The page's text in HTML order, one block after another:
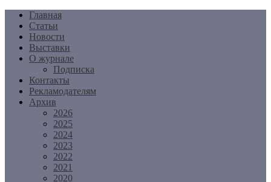
Перейти
содержимому
Главная
Статьи
Новости
Выставки
О журнале
Подписка
Контакты
Рекламодателям
Архив
2026
2025
2024
2023
2022
2021
2020